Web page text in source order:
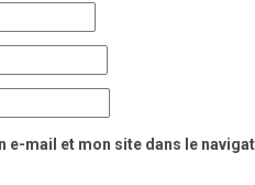
e-mail et mon site dans le